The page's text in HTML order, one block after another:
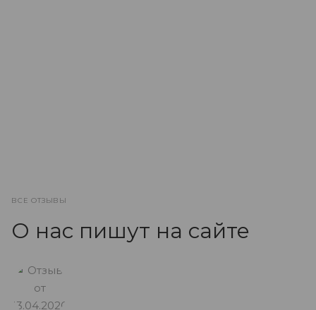
ВСЕ ОТЗЫВЫ
О нас пишут на сайте